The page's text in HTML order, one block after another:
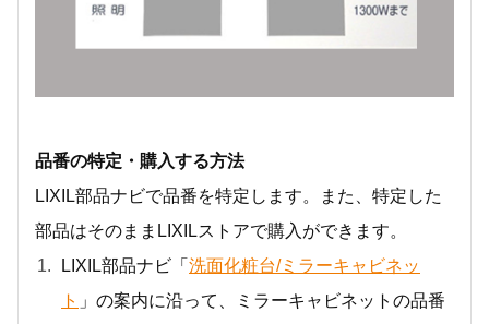
品番の特定・購入する方法
LIXIL部品ナビで品番を特定します。また、特定した
部品はそのままLIXILストアで購入ができます。
LIXIL部品ナビ「 洗面化粧台/ミラーキャビネッ
ト 」の案内に沿って、ミラーキャビネットの品番